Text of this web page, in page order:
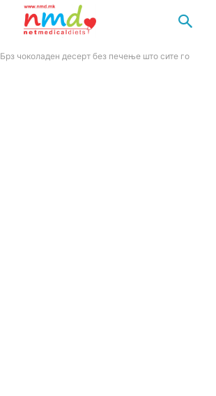
Брз чоколаден десерт без печење што сите го